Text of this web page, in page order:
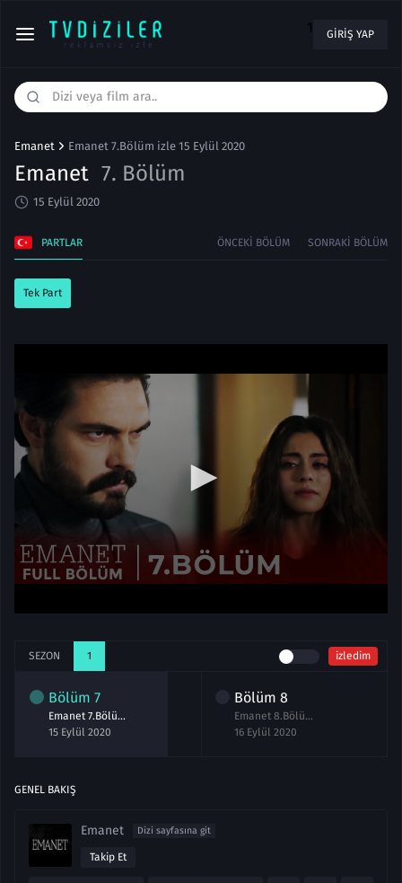
1 GIRIŞ YAP
Emanet Emanet 7.Bölüm izle 15 Eylül 2020
Emanet 7. Bölüm
15 Eylül 2020
PARTLAR ÖNCEKI BÖLÜM SONRAKI BÖLÜM
Tek Part
SEZON 1 izledim
Bölüm 7
Emanet 7.Bölüm izle 15 Eylül 2020
15 Eylül 2020
Bölüm 8
Emanet 8.Bölüm izle 16 Eylül 2020
16 Eylül 2020
GENEL BAKIŞ
Emanet Dizi sayfasına git
Takip Et